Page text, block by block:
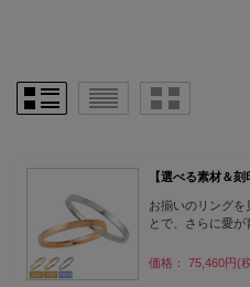
【選べる素材＆
お揃いのリング
とで、さらに愛が
価格： 75,460円(